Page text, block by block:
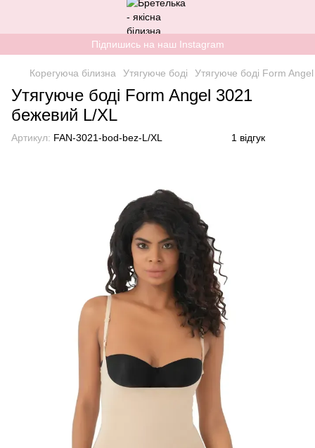
Підпишись на наш Instagram
Корегуюча білизна Утягуюче боді Утягуюче боді Form Angel
Утягуюче боді Form Angel 3021
бежевий L/XL
Артикул: FAN-3021-bod-bez-L/XL 1 відгук